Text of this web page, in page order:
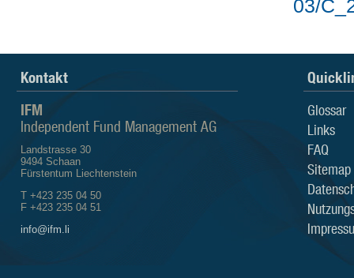
03/
Kontakt
IFM
Independent Fund Management AG
Landstrasse 30
9494 Schaan
Fürstentum Liechtenstein
T +423 235 04 50
F +423 235 04 51
info@ifm.li
Glossar
Links
FAQ
Sitemap